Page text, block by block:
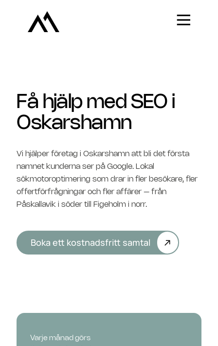
Få hjälp med SEO i
Oskarshamn
Vi hjälper företag i Oskarshamn att bli det första
namnet kunderna ser på Google. Lokal
sökmotoroptimering som drar in fler besökare, fler
offertförfrågningar och fler affärer – från
Påskallavik i söder till Figeholm i norr.
Boka ett kostnadsfritt samtal
Varje månad görs